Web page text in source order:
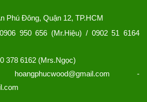
Phú Đông, Quận 12, TP.HCM
950 656 (Mr.Hiệu) / 0902 51 6164
378 6162 (Mrs.Ngọc)
-